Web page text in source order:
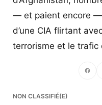
— et paient encore —
d’une CIA flirtant
terrorisme et le trafic
NON CLASSIFIÉ(E)